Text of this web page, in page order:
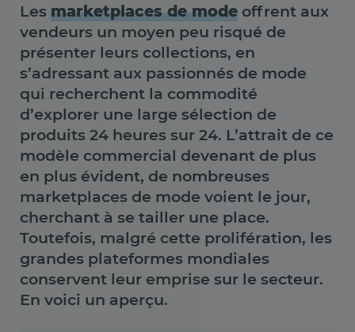
Les marketplaces de mode offrent aux
vendeurs un moyen peu risqué de
présenter leurs collections, en
s’adressant aux passionnés de mode
qui recherchent la commodité
d’explorer une large sélection de
produits 24 heures sur 24. L’attrait de ce
modèle commercial devenant de plus
en plus évident, de nombreuses
marketplaces de mode voient le jour,
cherchant à se tailler une place.
Toutefois, malgré cette prolifération, les
grandes plateformes mondiales
conservent leur emprise sur le secteur.
En voici un aperçu.